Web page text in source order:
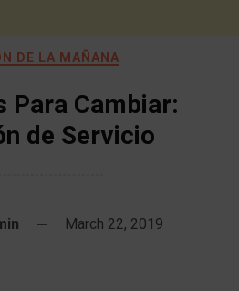
DE LA MAÑANA
Para Cambiar:
de Servicio
March 22, 2019